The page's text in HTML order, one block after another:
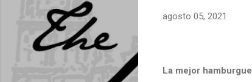
agosto 05, 2021
La mejor